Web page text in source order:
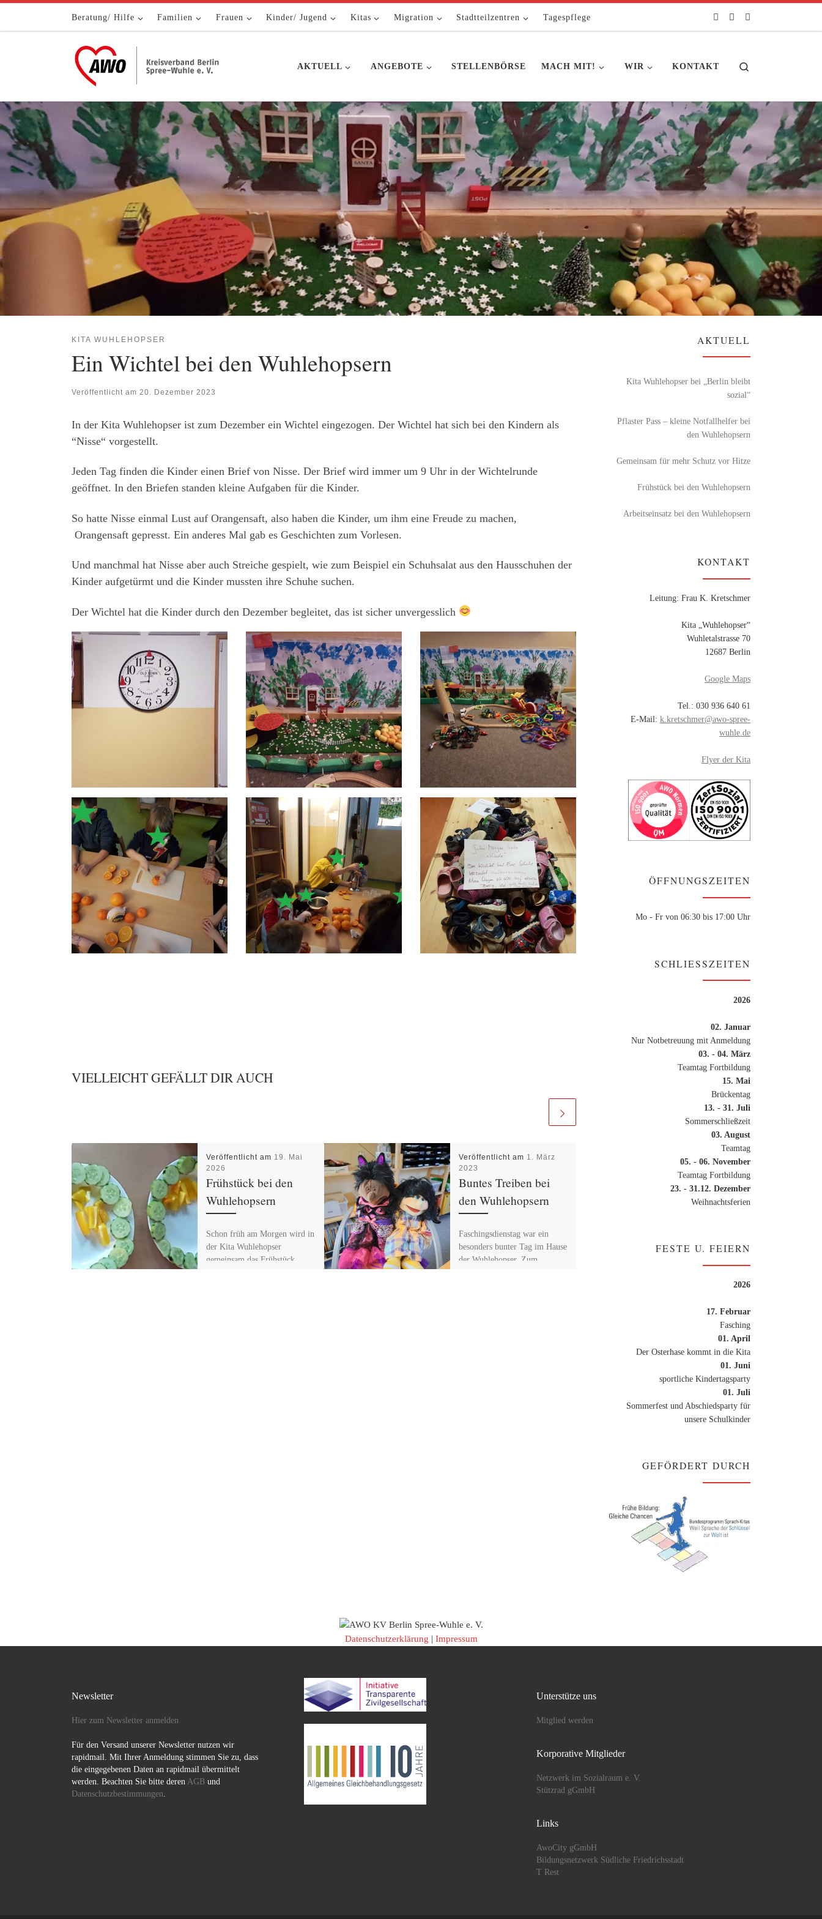
Zum Inhalt springenBeratung/ Hilfe Familien Frauen Kinder/ Jugend Kitas Migration Stadtteilzentren Tagespflege
AKTUELL ANGEBOTE STELLENBÖRSE MACH MIT! WIR KONTAKT
KITA WUHLEHOPSER
Ein Wichtel bei den Wuhlehopsern
Veröffentlicht am 20. Dezember 2023
In der Kita Wuhlehopser ist zum Dezember ein Wichtel eingezogen. Der Wichtel hat sich bei den Kindern als
“Nisse“ vorgestellt.
Jeden Tag finden die Kinder einen Brief von Nisse. Der Brief wird immer um 9 Uhr in der Wichtelrunde
geöffnet. In den Briefen standen kleine Aufgaben für die Kinder.
So hatte Nisse einmal Lust auf Orangensaft, also haben die Kinder, um ihm eine Freude zu machen,
Orangensaft gepresst. Ein anderes Mal gab es Geschichten zum Vorlesen.
Und manchmal hat Nisse aber auch Streiche gespielt, wie zum Beispiel ein Schuhsalat aus den Hausschuhen der
Kinder aufgetürmt und die Kinder mussten ihre Schuhe suchen.
Der Wichtel hat die Kinder durch den Dezember begleitet, das ist sicher unvergesslich
VIELLEICHT GEFÄLLT DIR AUCH
Veröffentlicht am 19. Mai
2026
Frühstück bei den
Wuhlehopsern
Schon früh am Morgen wird in
der Kita Wuhlehopser
gemeinsam das Frühstück
Veröffentlicht am 1. März
2023
Buntes Treiben bei
den Wuhlehopsern
Faschingsdienstag war ein
besonders bunter Tag im Hause
der Wuhlehopser. Zum
Veröffentlicht am
Ein Maientag im
Leben der
Vom Konstruieren mit
Bausteinen, der Inspektion
einer gemeinsam zubereiteten
uns in der […]
AKTUELL
Kita Wuhlehopser bei „Berlin bleibt
sozial“
Pflaster Pass – kleine Notfallhelfer bei
den Wuhlehopsern
Gemeinsam für mehr Schutz vor Hitze
Frühstück bei den Wuhlehopsern
Arbeitseinsatz bei den Wuhlehopsern
KONTAKT
Leitung: Frau K. Kretschmer
Kita „Wuhlehopser“
Wuhletalstrasse 70
12687 Berlin
Google Maps
Tel.: 030 936 640 61
E-Mail: k.kretschmer@awo-spree-
wuhle.de
Flyer der Kita
ÖFFNUNGSZEITEN
Mo - Fr von 06:30 bis 17:00 Uhr
SCHLIESSZEITEN
2026
02. Januar
Nur Notbetreuung mit Anmeldung
03. - 04. März
Teamtag Fortbildung
15. Mai
Brückentag
13. - 31. Juli
Sommerschließzeit
03. August
Teamtag
05. - 06. November
Teamtag Fortbildung
23. - 31.12. Dezember
Weihnachtsferien
FESTE U. FEIERN
2026
17. Februar
Fasching
01. April
Der Osterhase kommt in die Kita
01. Juni
sportliche Kindertagsparty
01. Juli
Sommerfest und Abschiedsparty für
unsere Schulkinder
GEFÖRDERT DURCH
Datenschutzerklärung | Impressum
Newsletter
Hier zum Newsletter anmelden
Für den Versand unserer Newsletter nutzen wir
rapidmail. Mit Ihrer Anmeldung stimmen Sie zu, dass
die eingegebenen Daten an rapidmail übermittelt
werden. Beachten Sie bitte deren AGB und
Datenschutzbestimmungen.
Unterstütze uns
Mitglied werden
Korporative Mitglieder
Netzwerk im Sozialraum e. V.
Stützrad gGmbH
Links
AwoCity gGmbH
Bildungsnetzwerk Südliche Friedrichsstadt
T Rest